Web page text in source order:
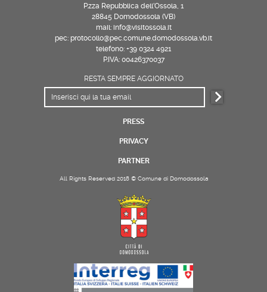
P.zza Repubblica dell’Ossola, 1
28845 Domodossola (VB)
mail: info@visitossola.it
pec: protocollo@pec.comune.domodossola.vb.it
telefono: +39 0324 4921
P.IVA: 00426370037
RESTA SEMPRE AGGIORNATO
PRESS
PRIVACY
PARTNER
All Rights Reserved 2018 © Comune di Domodossola